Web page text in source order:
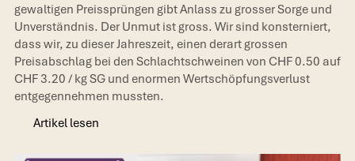
gewaltigen Preissprüngen gibt Anlass zu grosser Sorge und
Unverständnis. Der Unmut ist gross. Wir sind konsterniert,
dass wir, zu dieser Jahreszeit, einen derart grossen
Preisabschlag bei den Schlachtschweinen von CHF 0.50 auf
CHF 3.20 / kg SG und enormen Wertschöpfungsverlust
entgegennehmen mussten.
Artikel lesen